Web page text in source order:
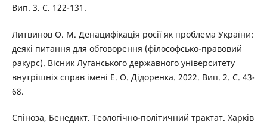
Вип. 3. С. 122-131.
Литвинов О. М. Денацифікація росії як проблема України:
деякі питання для обговорення (філософсько-правовий
ракурс). Вісник Луганського державного університету
внутрішніх справ імені Е. О. Дідоренка. 2022. Вип. 2. С. 43-
68.
Спіноза, Бенедикт. Теологічно-політичний трактат. Харків